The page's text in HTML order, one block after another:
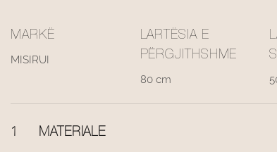
MARKË
MISIRUI
LARTËSIA E
PËRGJITHSHME
80 cm
1 MATERIALE